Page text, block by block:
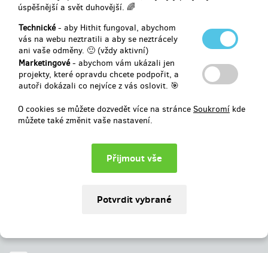
úspěšnější a svět duhovější. 🌈
Technické- aby Hithit fungoval, abychom
vás na webu neztratili a aby se neztrácely
ani vaše odměny. 🙂 (vždy aktivní)
Marketingové- abychom vám ukázali jen
projekty, které opravdu chcete podpořit, a
autoři dokázali co nejvíce z vás oslovit. 🎯
O cookies se můžete dozvedět více na stránce Soukromí kde
můžete také změnit vaše nastavení.
Vybráno
200 Kčz20 000 Kč
1%